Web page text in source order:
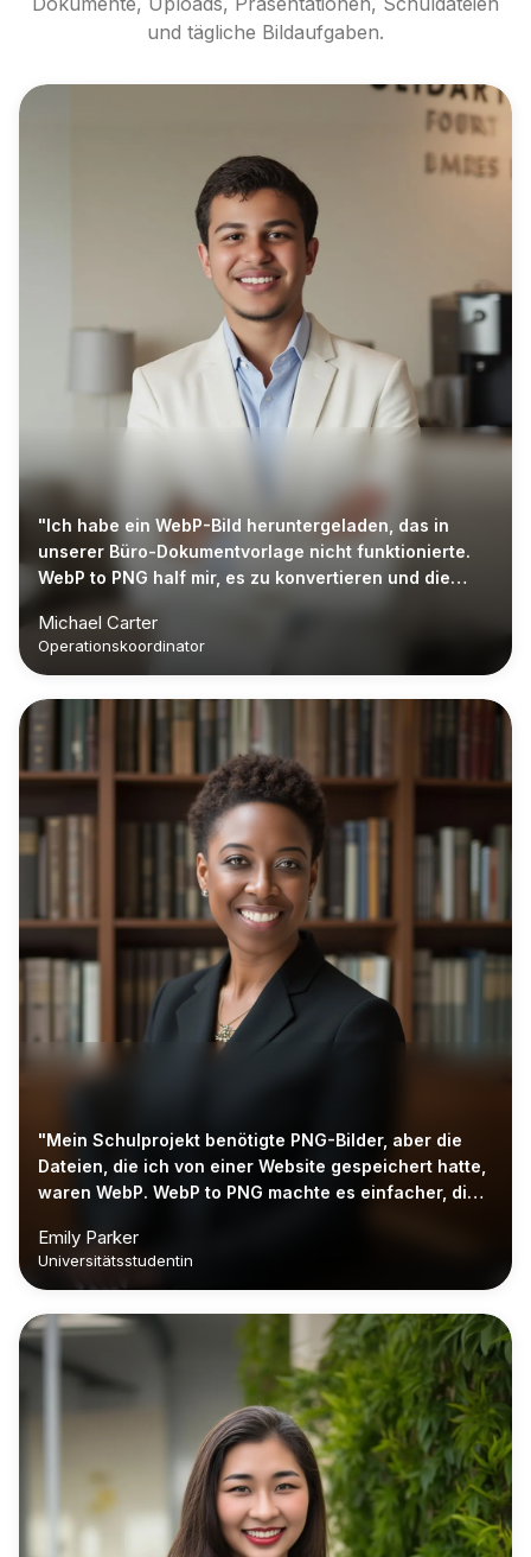
und tägliche Bildaufgaben.
"Ich habe ein WebP-Bild heruntergeladen, das in
unserer Büro-Dokumentvorlage nicht funktionierte.
WebP to PNG half mir, es zu konvertieren und die
Michael Carter
Operationskoordinator
"Mein Schulprojekt benötigte PNG-Bilder, aber die
Dateien, die ich von einer Website gespeichert hatte,
waren WebP. WebP to PNG machte es einfacher, die
Emily Parker
Universitätsstudentin